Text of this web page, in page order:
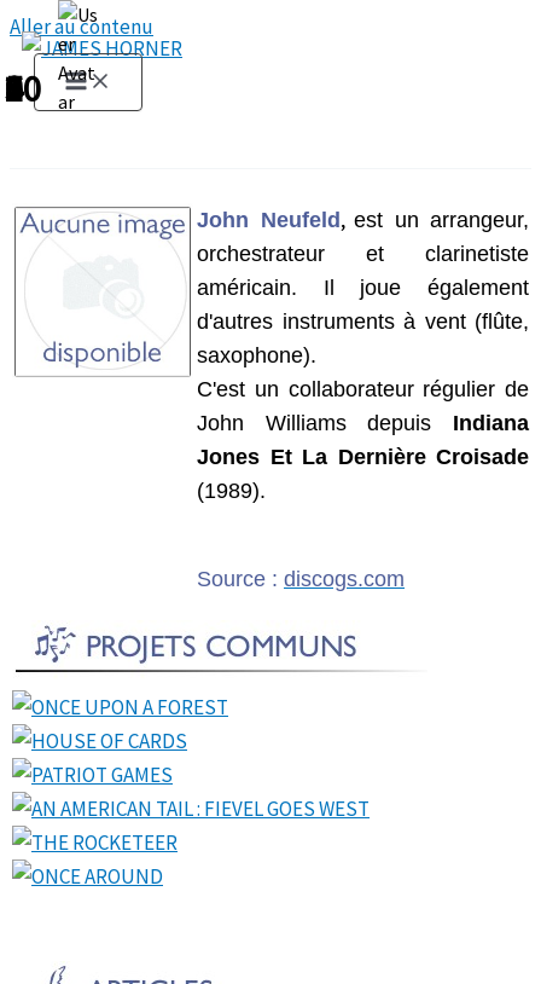
Aller au contenu
John Neufeld, est un arrangeur,
orchestrateur et clarinetiste
américain. Il joue également
d'autres instruments à vent (flûte,
saxophone).
C'est un collaborateur régulier de
John Williams depuis Indiana
Jones Et La Dernière Croisade
(1989).
Source : discogs.com
1
2
3
4
5
6
7
8
9
10